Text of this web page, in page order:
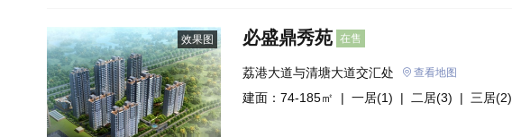
效果图 必盛鼎秀苑 在售
荔港大道与清塘大道交汇处 查看地图
建面：74-185㎡ | 一居(1) | 二居(3) | 三居(2)